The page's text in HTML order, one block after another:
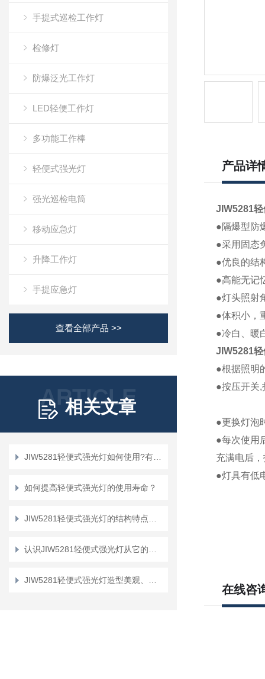
手提式巡检工作灯
检修灯
防爆泛光工作灯
LED轻便工作灯
多功能工作棒
轻便式强光灯
强光巡检电筒
移动应急灯
升降工作灯
手提应急灯
查看全部产品 >>
ARTICLE
相关文章
如何提高轻便式强光灯的使用寿命？
产品详
JIW5281轻
●隔爆型防
●采用固态
●优良的结
●高能无记
●灯头照射
●体积小，
●冷白、暖
JIW5281轻
●根据照明
●按压开
●更换灯泡
●每次使用
充满电后
●灯具有低
在线咨